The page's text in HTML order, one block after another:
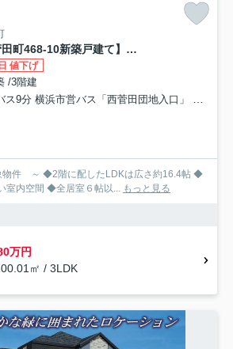
【横浜市神奈川区菅田町468-10新築戸建て】★仲介手数料無料★（菅田の丘小学校・菅田中学校）
値下げ
/3階建
分 横浜市営バス「西菅田団地入口」 停歩4分
物件 ～ ◆2階に配したLDKは広さ約16.4帖 ◆
室内空間 ◆全居室６帖以... もっと見る
万円
㎡ / 3LDK